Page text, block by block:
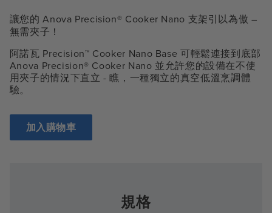
讓您的 Anova Precision® Cooker Nano 支架引以為傲 –
無需夾子！
阿諾瓦 Precision™ Cooker Nano Base 可輕鬆連接到底部
Anova Precision® Cooker Nano 並允許您的設備在不使
用夾子的情況下直立 - 瞧，一種獨立的真空低溫烹調體
驗。
加入購物車
規格